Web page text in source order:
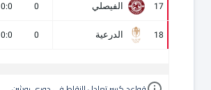
17 الفيصلي 0
0:0
18 الدرعية 0
0:0